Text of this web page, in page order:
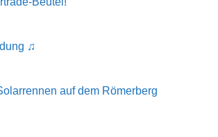
♫
auf dem Römerberg